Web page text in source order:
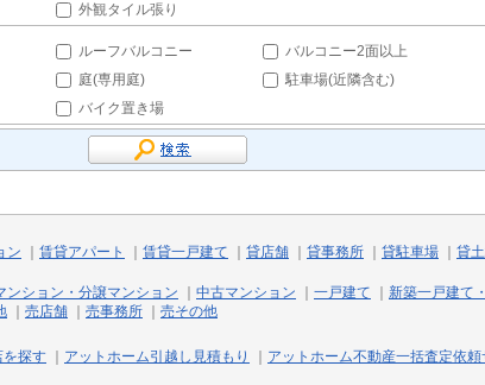
外観タイル張り
ルーフバルコニー
バルコニー2面以上
庭(専用庭)
駐車場(近隣含む)
バイク置き場
ン 賃貸アパート 賃貸一戸建て 貸店舗 貸事務所 貸駐車場 貸
ンション・分譲マンション 中古マンション 一戸建て
新築一戸建て
売店舗 売事務所
売その他
を探す アットホーム引越し見積もり アットホーム不動産一括査定依頼